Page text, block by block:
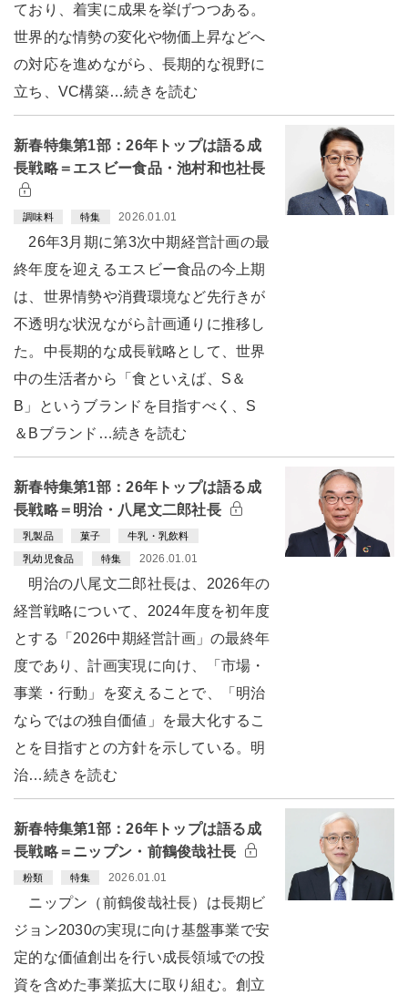
ており、着実に成果を挙げつつある。
世界的な情勢の変化や物価上昇などへ
の対応を進めながら、長期的な視野に
立ち、VC構築…続きを読む
新春特集第1部：26年トップは語る成
長戦略＝エスビー食品・池村和也社長
調味料 特集 2026.01.01
26年3月期に第3次中期経営計画の最
終年度を迎えるエスビー食品の今上期
は、世界情勢や消費環境など先行きが
不透明な状況ながら計画通りに推移し
た。中長期的な成長戦略として、世界
中の生活者から「食といえば、S＆
B」というブランドを目指すべく、S
＆Bブランド…続きを読む
新春特集第1部：26年トップは語る成
長戦略＝明治・八尾文二郎社長
乳製品 菓子 牛乳・乳飲料
乳幼児食品 特集 2026.01.01
明治の八尾文二郎社長は、2026年の
経営戦略について、2024年度を初年度
とする「2026中期経営計画」の最終年
度であり、計画実現に向け、「市場・
事業・行動」を変えることで、「明治
ならではの独自価値」を最大化するこ
とを目指すとの方針を示している。明
治…続きを読む
新春特集第1部：26年トップは語る成
長戦略＝ニップン・前鶴俊哉社長
粉類 特集 2026.01.01
ニップン（前鶴俊哉社長）は長期ビ
ジョン2030の実現に向け基盤事業で安
定的な価値創出を行い成長領域での投
資を含めた事業拡大に取り組む。創立